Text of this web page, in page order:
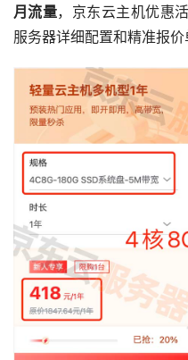
月流量，京东云主机优惠
服务器详细配置和精准报价